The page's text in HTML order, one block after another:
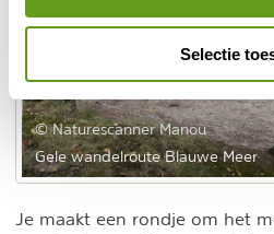
Selectie
© Naturescanner Manou
Gele wandelroute Blauwe Meer
Je maakt een rondje om het